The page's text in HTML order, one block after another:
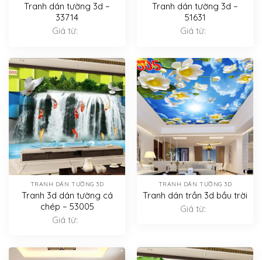
Tranh dán tường 3d –
33714
Giá từ:
Tranh dán tường 3d –
51631
Giá từ:
TRANH DÁN TƯỜNG 3D
Tranh 3d dán tường cá
chép – 53005
Giá từ:
TRANH DÁN TƯỜNG 3D
Tranh dán trần 3d bầu trời
Giá từ: